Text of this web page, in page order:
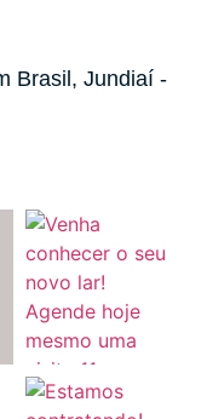
Brasil, Jundiaí -